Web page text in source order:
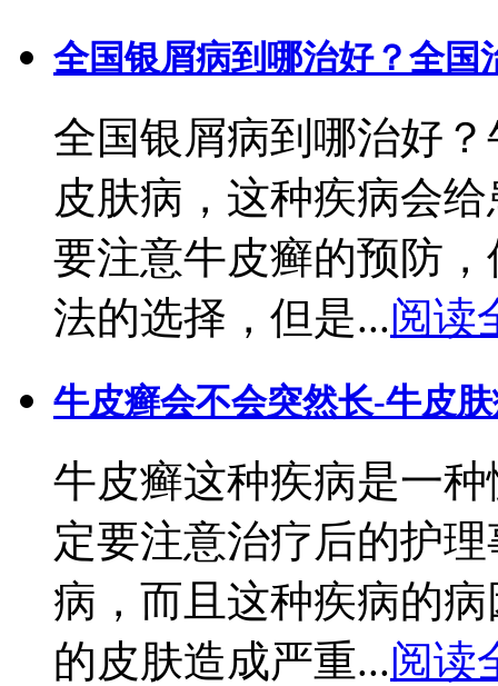
全国银屑病到哪治好？全国
全国银屑病到哪治好
皮肤病，这种疾病会
要注意牛皮癣的预防
法的选择，但是...阅读
牛皮癣会不会突然长-牛皮
牛皮癣这种疾病是一
定要注意治疗后的护
病，而且这种疾病的
的皮肤造成严重...阅读